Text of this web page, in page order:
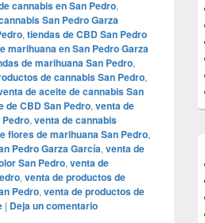
cannabis en San Pedro,
San Pedro Garza
, tiendas de CBD San Pedro
marihuana en San Pedro Garza
de marihuana San Pedro,
de cannabis San Pedro,
de aceite de cannabis San
de CBD San Pedro, venta de
, venta de cannabis
flores de marihuana San Pedro,
Pedro Garza García, venta de
San Pedro, venta de
, venta de productos de
Pedro, venta de productos de
| Deja un comentario